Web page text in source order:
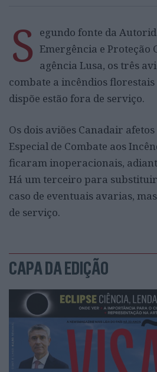
S egundo fonte da
Emergência e Proteção
agência Lusa, os três
combate a incêndios
dispõe estão fora de serviço.
Os dois aviões Canadair
Especial de Combate aos
ficaram inoperacionais,
Há um terceiro para
caso de eventuais avarias,
de serviço.
CAPA DA EDIÇÃO